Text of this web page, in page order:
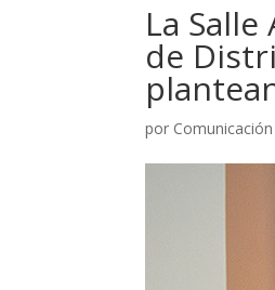
La
de
por Comunicación